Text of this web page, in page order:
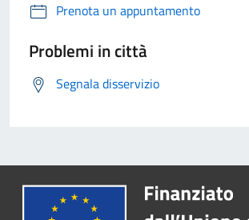
Prenota un appuntamento
Problemi in città
Segnala disservizio